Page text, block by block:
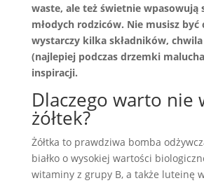
waste, ale też świetnie wpasowują
młodych rodziców. Nie musisz
wystarczy kilka składników,
(najlepiej podczas drzemki
inspiracji.
Dlaczego warto nie
żółtek?
Żółtka to prawdziwa bomba
białko o wysokiej wartości
witaminy z grupy B, a także luteinę